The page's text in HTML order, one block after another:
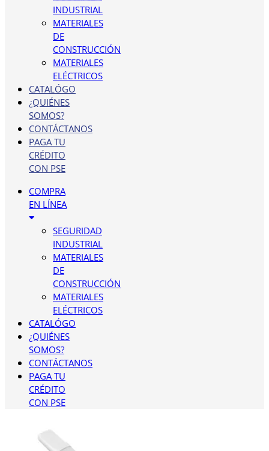
INDUSTRIAL
MATERIALES
DE
CONSTRUCCIÓN
MATERIALES
ELÉCTRICOS
CATALÓGO
¿QUIÉNES
SOMOS?
CONTÁCTANOS
PAGA TU
CRÉDITO
CON PSE
COMPRA
EN LÍNEA
SEGURIDAD
INDUSTRIAL
MATERIALES
DE
CONSTRUCCIÓN
MATERIALES
ELÉCTRICOS
CATALÓGO
¿QUIÉNES
SOMOS?
CONTÁCTANOS
PAGA TU
CRÉDITO
CON PSE